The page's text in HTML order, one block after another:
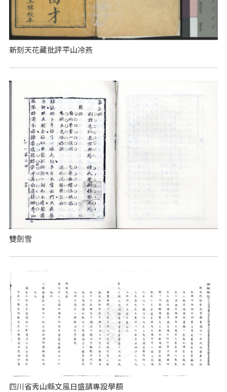
新刻天花藏批評平山冷燕
雙劍雪
四川省秀山縣文風日盛請專設學額